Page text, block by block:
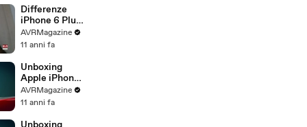
Android -
AVRMagazine
.com
Differenze
iPhone 6 Plus
e iPhone 6S
Plus -
.com
AVRMagazine
11 anni fa
Unboxing
Apple iPhone
6S Plus
Italiano -
.com
AVRMagazine
11 anni fa